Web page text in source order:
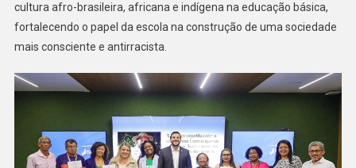
cultura afro-brasileira, africana e indígena na educação básica,
fortalecendo o papel da escola na construção de uma sociedade
mais consciente e antirracista.